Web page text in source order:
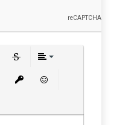
текста
цитаты
Вставка спойлера